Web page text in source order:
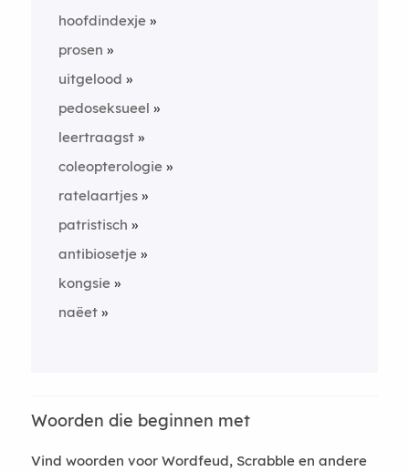
hoofdindexje
prosen
uitgelood
pedoseksueel
leertraagst
coleopterologie
ratelaartjes
patristisch
antibiosetje
kongsie
naëet
Woorden die beginnen met
Vind woorden voor Wordfeud, Scrabble en andere